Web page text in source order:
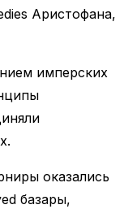
Аристофанa,
имперских
оказались
базары,